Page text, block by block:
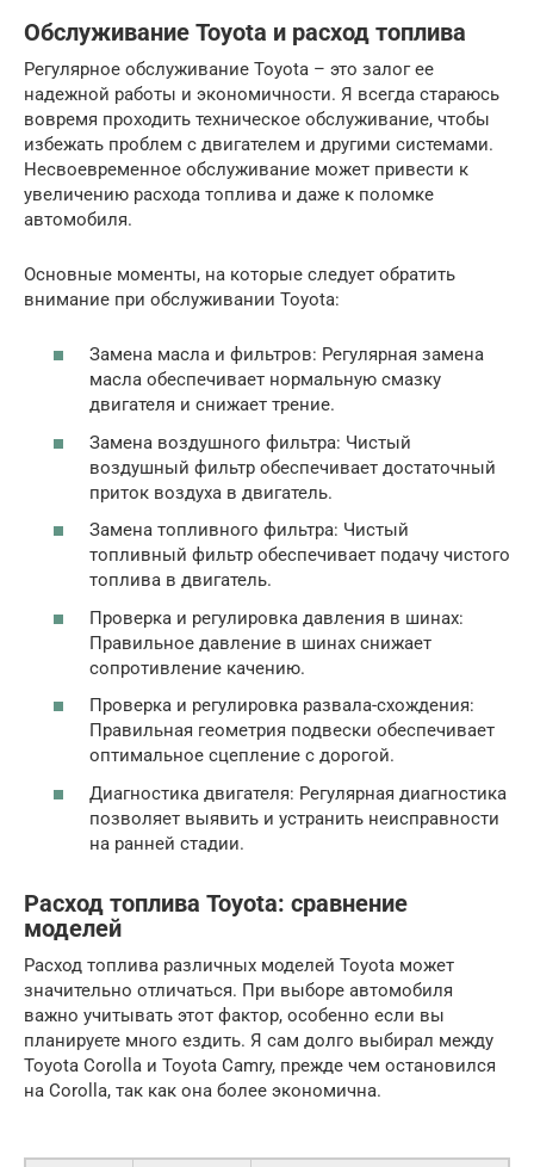
Обслуживание Toyota и расход топлива
Регулярное обслуживание Toyota – это залог ее
надежной работы и экономичности. Я всегда стараюсь
вовремя проходить техническое обслуживание, чтобы
избежать проблем с двигателем и другими системами.
Несвоевременное обслуживание может привести к
увеличению расхода топлива и даже к поломке
автомобиля.
Основные моменты, на которые следует обратить
внимание при обслуживании Toyota:
Замена масла и фильтров: Регулярная замена
масла обеспечивает нормальную смазку
двигателя и снижает трение.
Замена воздушного фильтра: Чистый
воздушный фильтр обеспечивает достаточный
приток воздуха в двигатель.
Замена топливного фильтра: Чистый
топливный фильтр обеспечивает подачу чистого
топлива в двигатель.
Проверка и регулировка давления в шинах:
Правильное давление в шинах снижает
сопротивление качению.
Проверка и регулировка развала-схождения:
Правильная геометрия подвески обеспечивает
оптимальное сцепление с дорогой.
Диагностика двигателя: Регулярная диагностика
позволяет выявить и устранить неисправности
на ранней стадии.
Расход топлива Toyota: сравнение
моделей
Расход топлива различных моделей Toyota может
значительно отличаться. При выборе автомобиля
важно учитывать этот фактор, особенно если вы
планируете много ездить. Я сам долго выбирал между
Toyota Corolla и Toyota Camry, прежде чем остановился
на Corolla, так как она более экономична.